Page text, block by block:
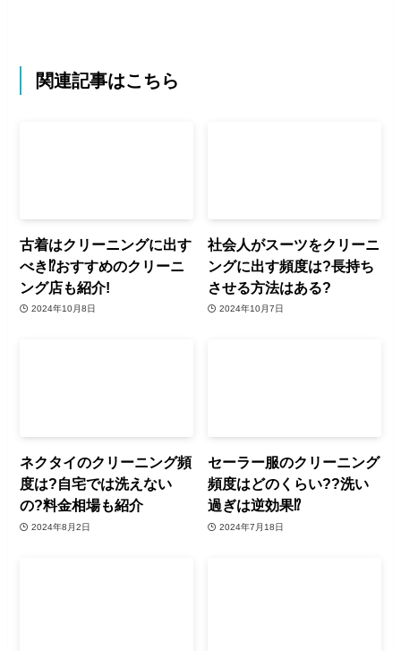
関連記事はこちら
古着はクリーニングに出す
べき⁉おすすめのクリーニ
ング店も紹介!
2024年10月8日
社会人がスーツをクリーニ
ングに出す頻度は?長持ち
させる方法はある?
2024年10月7日
ネクタイのクリーニング頻
度は?自宅では洗えない
の?料金相場も紹介
2024年8月2日
セーラー服のクリーニング
頻度はどのくらい??洗い
過ぎは逆効果⁉︎
2024年7月18日